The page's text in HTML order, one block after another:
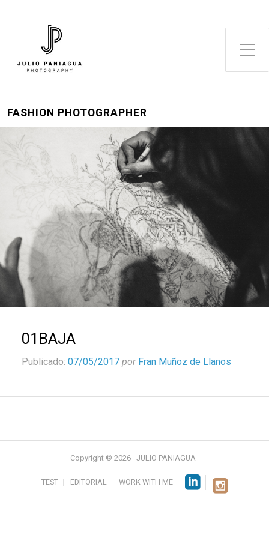
Alternar el menú lateral
FASHION PHOTOGRAPHER
01BAJA
Publicado: 07/05/2017 por Fran Muñoz de Llanos
Copyright © 2026 · JULIO PANIAGUA ·
TEST EDITORIAL WORK WITH ME